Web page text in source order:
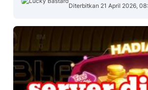
Diterbitkan 21 April 2026,